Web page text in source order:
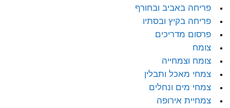
פריחה באביב ובחורף
פריחה בקיץ ובסתיו
פרסום מדריכים
צומח
צומח וצמחייה
צמחי מאכל ותבלין
צמחי מים ונחלים
צמחיית אירופה